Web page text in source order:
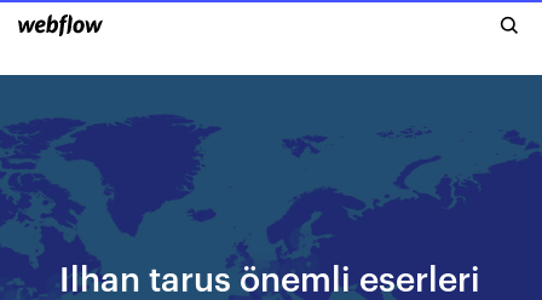
Ilhan tarus önemli eserleri